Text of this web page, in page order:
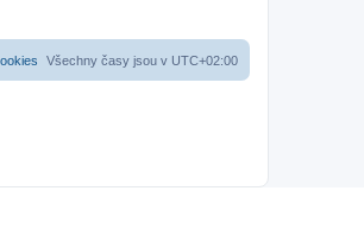
Všechny časy jsou v UTC+02:00